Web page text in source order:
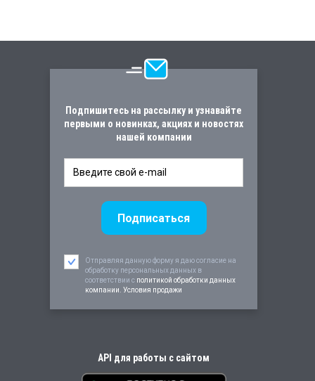
Подпишитесь на рассылку и узнавайте
первыми о новинках, акциях и новостях
нашей компании
Отправляя данную форму я даю согласие на
обработку персональных данных в
соответствии c политикой обработки данных
компании. Условия продажи
API для работы с сайтом